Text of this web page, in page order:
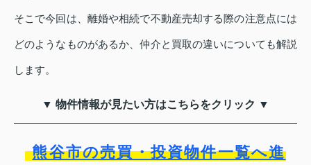
そこで今回は、離婚や相続で不動産売却する際の注意点には
どのようなものがあるか、仲介と買取の違いについても解説
します。
▼ 物件情報が見たい方はこちらをクリック ▼
熊谷市の売買・投資物件一覧へ進